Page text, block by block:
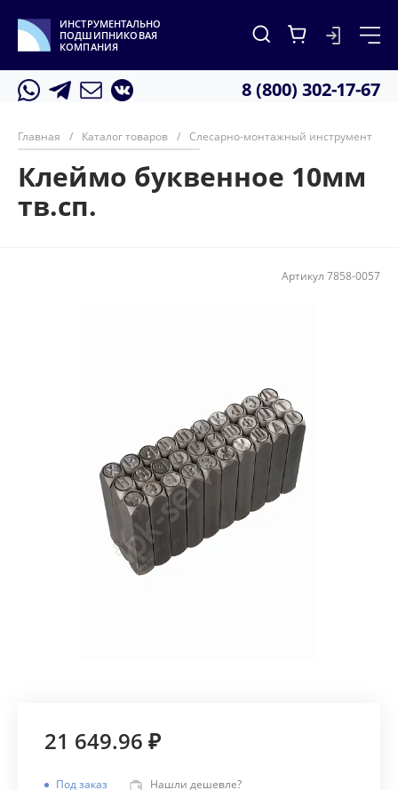
ИНСТРУМЕНТАЛЬНО
ПОДШИПНИКОВАЯ
КОМПАНИЯ
8 (800) 302-17-67
Главная / Каталог товаров / Слесарно-монтажный инструмент
Клеймо буквенное 10мм
тв.сп.
Артикул 7858-0057
21 649.96 ₽
Под заказ Нашли дешевле?